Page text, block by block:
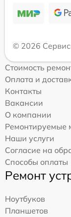
© 2026
Стоимость
Оплата и
Контакты
Вакансии
О компании
Ремонтируемые
Наши услуги
Согласие на
Способы оплаты
Ремонт
Ноутбуков
Планшетов